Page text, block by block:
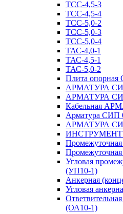
ТСС-4,5-3
ТСС-4,5-4
ТСС-5,0-2
ТСС-5,0-3
ТСС-5,0-4
ТАС-4,0-1
ТАС-4,5-1
ТАС-5,0-2
Плита
АРМАТУРА
АРМАТУРА
Кабельная
Арматура СИП
АРМАТУРА
Угловая
(УП10-1)
Анкерная
Угловая
(ОА10-1)